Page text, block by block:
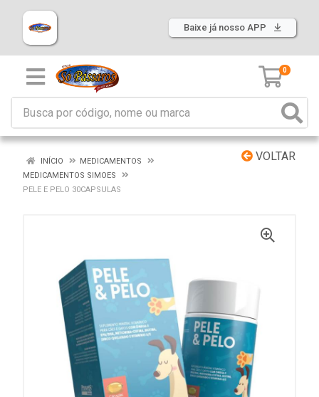
Baixe já nosso APP
0
VOLTAR
INÍCIO
MEDICAMENTOS
MEDICAMENTOS SIMOES
PELE E PELO 30CAPSULAS